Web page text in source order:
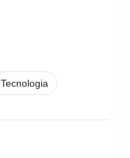
Tecnologia